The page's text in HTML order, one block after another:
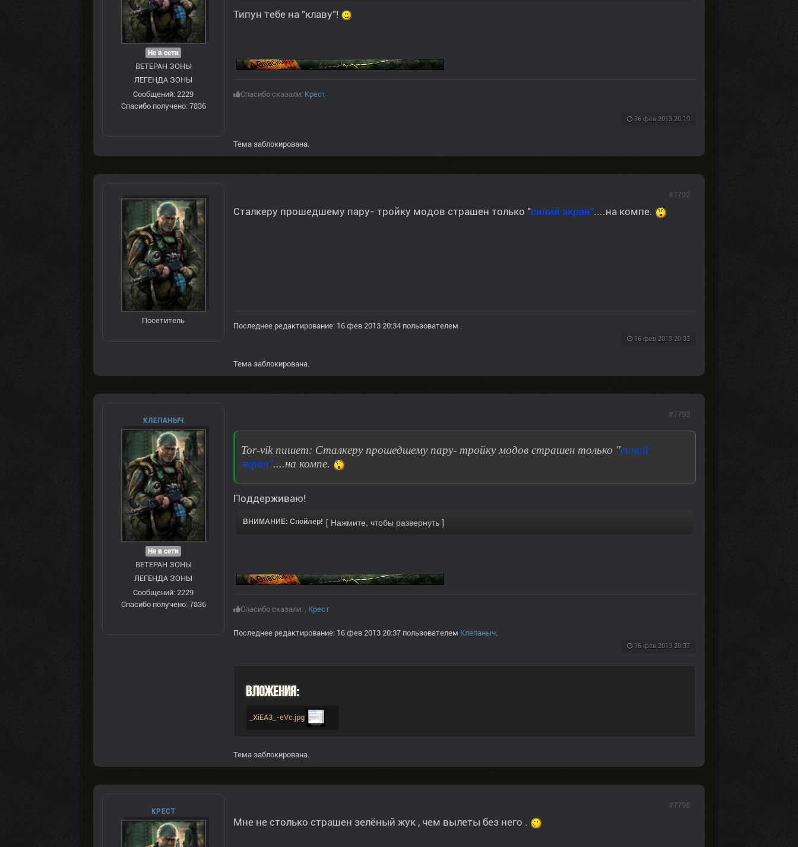
Не в сети
ВЕТЕРАН ЗOНЫ
ЛЕГЕНДА ЗОНЫ
Сообщений: 2229
Спасибо получено: 7836
Типун тебе на "клаву"!
Спасибо сказали: Крест
16 фев 2013 20:19
Тема заблокирована.
Посетитель
Сталкеру прошедшему пару- тройку модов страшен только "синий экран"....на компе.
Последнее редактирование: 16 фев 2013 20:34 пользователем .
16 фев 2013 20:33
#7792
Тема заблокирована.
КЛЕПАНЫЧ
Не в сети
ВЕТЕРАН ЗOНЫ
ЛЕГЕНДА ЗОНЫ
Сообщений: 2229
Спасибо получено: 7836
Tor-vik пишет: Сталкеру прошедшему пару- тройку модов страшен только "синий
экран"....на компе.
Поддерживаю!
ВНИМАНИЕ: Спойлер!
Спасибо сказали: , Крест
Последнее редактирование: 16 фев 2013 20:37 пользователем Клепаныч.
16 фев 2013 20:37
#7793
Вложения:
_XiEA3_-eVc.jpg
Тема заблокирована.
КРЕСТ
Мне не столько страшен зелёный жук , чем вылеты без него .
#7795